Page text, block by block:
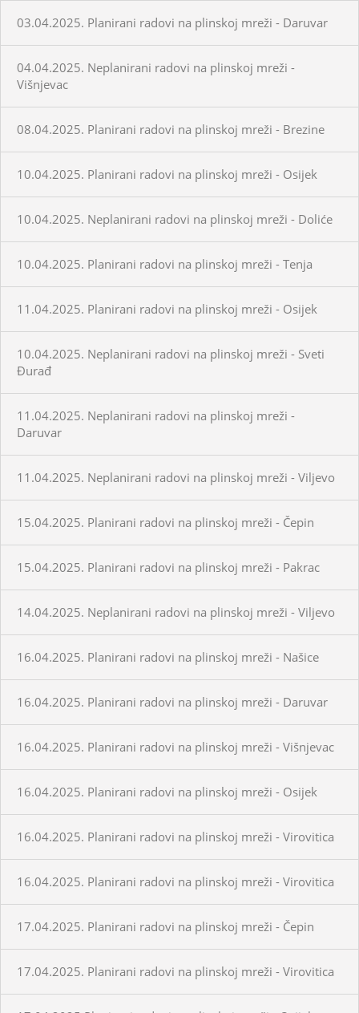
03.04.2025. Planirani radovi na plinskoj mreži - Daruvar
04.04.2025. Neplanirani radovi na plinskoj mreži -
Višnjevac
08.04.2025. Planirani radovi na plinskoj mreži - Brezine
10.04.2025. Planirani radovi na plinskoj mreži - Osijek
10.04.2025. Neplanirani radovi na plinskoj mreži - Doliće
10.04.2025. Planirani radovi na plinskoj mreži - Tenja
11.04.2025. Planirani radovi na plinskoj mreži - Osijek
10.04.2025. Neplanirani radovi na plinskoj mreži - Sveti
Đurađ
11.04.2025. Neplanirani radovi na plinskoj mreži -
Daruvar
11.04.2025. Neplanirani radovi na plinskoj mreži - Viljevo
15.04.2025. Planirani radovi na plinskoj mreži - Čepin
15.04.2025. Planirani radovi na plinskoj mreži - Pakrac
14.04.2025. Neplanirani radovi na plinskoj mreži - Viljevo
16.04.2025. Planirani radovi na plinskoj mreži - Našice
16.04.2025. Planirani radovi na plinskoj mreži - Daruvar
16.04.2025. Planirani radovi na plinskoj mreži - Višnjevac
16.04.2025. Planirani radovi na plinskoj mreži - Osijek
16.04.2025. Planirani radovi na plinskoj mreži - Virovitica
16.04.2025. Planirani radovi na plinskoj mreži - Virovitica
17.04.2025. Planirani radovi na plinskoj mreži - Čepin
17.04.2025. Planirani radovi na plinskoj mreži - Virovitica